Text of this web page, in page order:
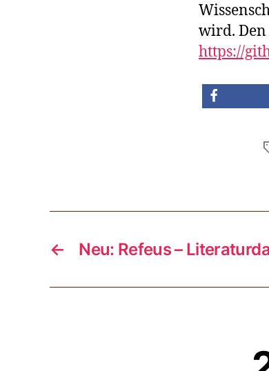
wird.
https://
← Neu: Refeus –